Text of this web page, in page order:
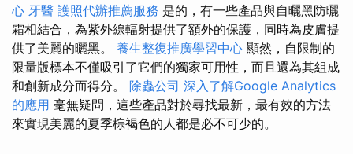
心 牙醫 護照代辦推薦服務 是的，有一些產品與自曬黑防曬
霜相結合，為紫外線輻射提供了額外的保護，同時為皮膚提
供了美麗的曬黑。 養生整復推廣學習中心 顯然，自限制的
限量版標本不僅吸引了它們的獨家可用性，而且還為其組成
和創新成分而得分。 除蟲公司 深入了解Google Analytics
的應用 毫無疑問，這些產品對於尋找最新，最有效的方法
來實現美麗的夏季棕褐色的人都是必不可少的。